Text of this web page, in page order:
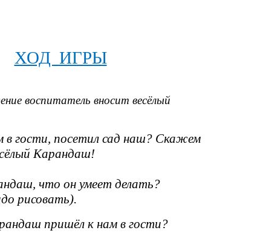
ХОД ИГРЫ
воспитатель вносит весёлый
гости, посетил сад наш? Скажем
Карандаш!
что он умеет делать?
пришёл к нам в гости?